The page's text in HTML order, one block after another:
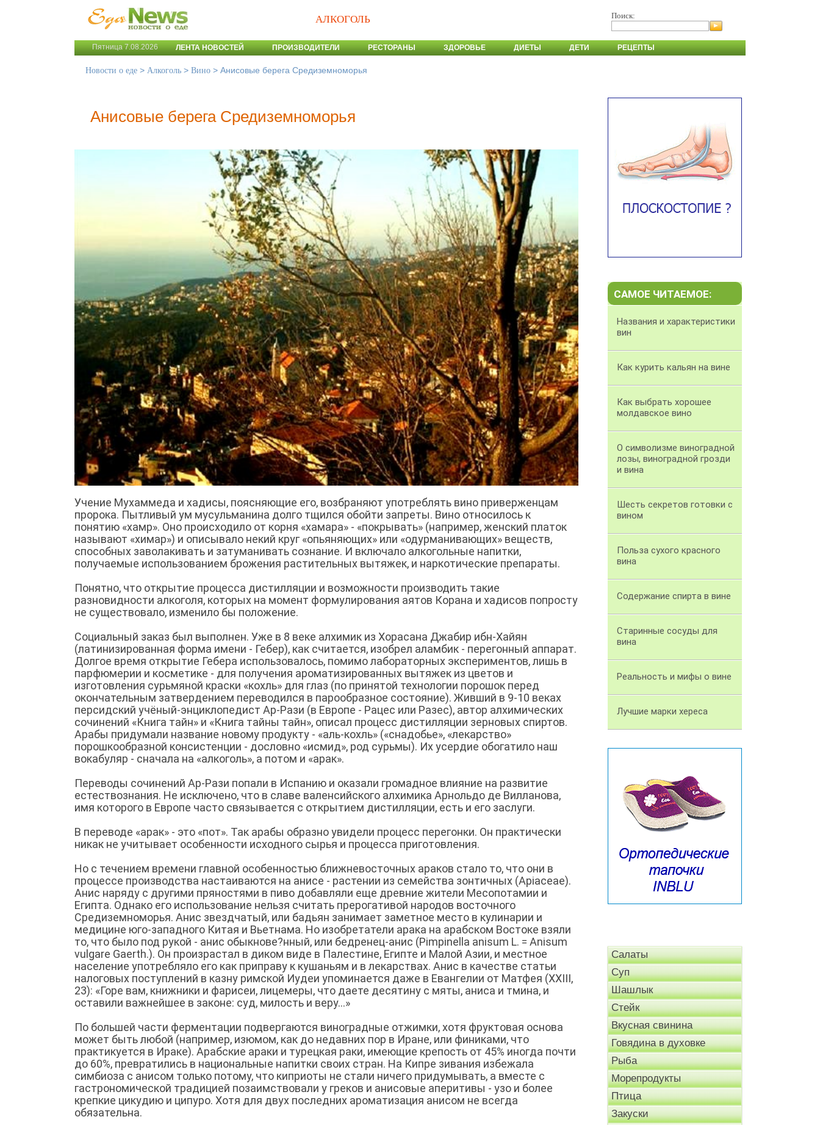
АЛКОГОЛЬ Поиск:
Пятница 7.08.2026 ЛЕНТА НОВОСТЕЙ ПРОИЗВОДИТЕЛИ РЕСТОРАНЫ ЗДОРОВЬЕ ДИЕТЫ ДЕТИ РЕЦЕПТЫ
Новости о еде > Алкоголь > Вино > Анисовые берега Средиземноморья
Анисовые берега Средиземноморья
Учение Мухаммеда и хадисы, поясняющие его, возбраняют употреблять вино приверженцам
пророка. Пытливый ум мусульманина долго тщился обойти запреты. Вино относилось к
понятию «хамр». Оно происходило от корня «хамара» - «покрывать» (например, женский платок
называют «химар») и описывало некий круг «опьяняющих» или «одурманивающих» веществ,
способных заволакивать и затуманивать сознание. И включало алкогольные напитки,
получаемые использованием брожения растительных вытяжек, и наркотические препараты.
Понятно, что открытие процесса дистилляции и возможности производить такие
разновидности алкоголя, которых на момент формулирования аятов Корана и хадисов попросту
не существовало, изменило бы положение.
Социальный заказ был выполнен. Уже в 8 веке алхимик из Хорасана Джабир ибн-Хайян
(латинизированная форма имени - Гебер), как считается, изобрел аламбик - перегонный аппарат.
Долгое время открытие Гебера использовалось, помимо лабораторных экспериментов, лишь в
парфюмерии и косметике - для получения ароматизированных вытяжек из цветов и
изготовления сурьмяной краски «кохль» для глаз (по принятой технологии порошок перед
окончательным затвердением переводился в парообразное состояние). Живший в 9-10 веках
персидский учёный-энциклопедист Ар-Рази (в Европе - Рацес или Разес), автор алхимических
сочинений «Книга тайн» и «Книга тайны тайн», описал процесс дистилляции зерновых спиртов.
Арабы придумали название новому продукту - «аль-кохль» («снадобье», «лекарство»
порошкообразной консистенции - дословно «исмид», род сурьмы). Их усердие обогатило наш
вокабуляр - сначала на «алкоголь», а потом и «арак».
Переводы сочинений Ар-Рази попали в Испанию и оказали громадное влияние на развитие
естествознания. Не исключено, что в славе валенсийского алхимика Арнольдо де Вилланова,
имя которого в Европе часто связывается с открытием дистилляции, есть и его заслуги.
В переводе «арак» - это «пот». Так арабы образно увидели процесс перегонки. Он практически
никак не учитывает особенности исходного сырья и процесса приготовления.
Но с течением времени главной особенностью ближневосточных араков стало то, что они в
процессе производства настаиваются на анисе - растении из семейства зонтичных (Apiaceae).
Анис наряду с другими пряностями в пиво добавляли еще древние жители Месопотамии и
Египта. Однако его использование нельзя считать прерогативой народов восточного
Средиземноморья. Анис звездчатый, или бадьян занимает заметное место в кулинарии и
медицине юго-западного Китая и Вьетнама. Но изобретатели арака на арабском Востоке взяли
то, что было под рукой - анис обыкнове?нный, или бедренец-анис (Pimpinella аnisum L. = Anisum
vulgare Gaerth.). Он произрастал в диком виде в Палестине, Египте и Малой Азии, и местное
население употребляло его как приправу к кушаньям и в лекарствах. Анис в качестве статьи
налоговых поступлений в казну римской Иудеи упоминается даже в Евангелии от Матфея (XXIII,
23): «Горе вам, книжники и фарисеи, лицемеры, что даете десятину с мяты, аниса и тмина, и
оставили важнейшее в законе: суд, милость и веру...»
По большей части ферментации подвергаются виноградные отжимки, хотя фруктовая основа
может быть любой (например, изюмом, как до недавних пор в Иране, или финиками, что
практикуется в Ираке). Арабские араки и турецкая раки, имеющие крепость от 45% иногда почти
до 60%, превратились в национальные напитки своих стран. На Кипре зивания избежала
симбиоза с анисом только потому, что киприоты не стали ничего придумывать, а вместе с
гастрономической традицией позаимствовали у греков и анисовые аперитивы - узо и более
крепкие цикудию и ципуро. Хотя для двух последних ароматизация анисом не всегда
обязательна.
САМОЕ ЧИТАЕМОЕ:
Названия и характеристики
вин
Как курить кальян на вине
Как выбрать хорошее
молдавское вино
О символизме виноградной
лозы, виноградной грозди
и вина
Шесть секретов готовки с
вином
Польза сухого красного
вина
Содержание спирта в вине
Старинные сосуды для
вина
Реальность и мифы о вине
Лучшие марки хереса
Салаты
Суп
Шашлык
Стейк
Вкусная свинина
Говядина в духовке
Рыба
Морепродукты
Птица
Закуски